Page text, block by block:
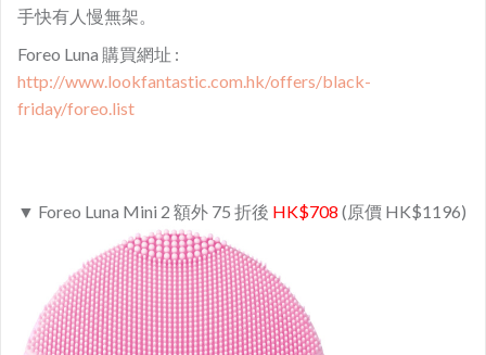
手快有人慢無架。
Foreo Luna 購買網址 :
http://www.lookfantastic.com.hk/offers/black-
friday/foreo.list
▼ Foreo Luna Mini 2 額外 75 折後 HK$708 (原價 HK$1196)